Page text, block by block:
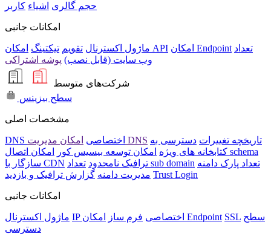
حجم گالری اشیاء کاربر
امکانات جانبی
ماژول اکسترنال تقویم تیکتینگ امکان API امکان Endpoint تعداد
وب سایت (قابل نصب) پوشه اشتراکی
شرکت‌های متوسط
سطح بیزینس
مشخصات اصلی
DNS اختصاصی امکان مدیریت DNS تاریخچه تغییرات دسترسی به
کتابخانه های ویژه امکان توسعه بیسیس کور
امکان اتصال schema
سازگار با CDN
ترافیک نامحدود تعداد sub domain تعداد پارک دامنه
مدیریت دامنه گزارش ترافیک و بازدید Trust Login
امکانات جانبی
ماژول اکسترنال IP اختصاصی فرم ساز امکان Endpoint SSL سطح
دسترسی